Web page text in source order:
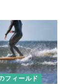
フィールド